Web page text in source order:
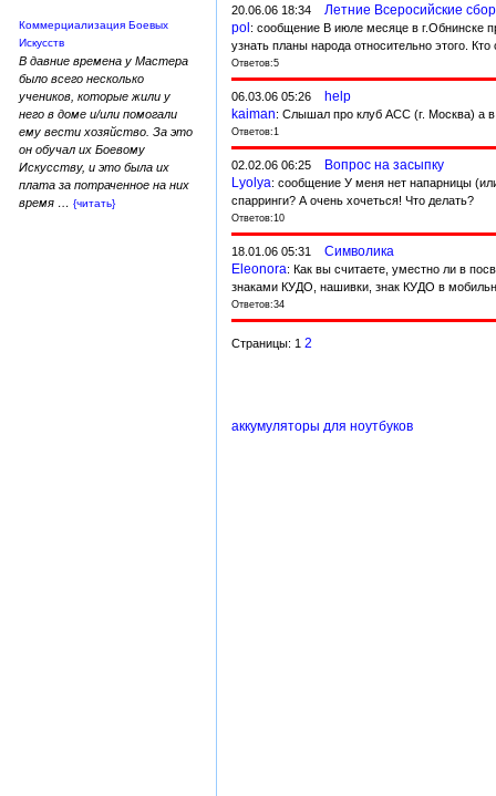
Коммерциализация Боевых
Искусств
В давние времена у Мастера
было всего несколько
учеников, которые жили у
него в доме и/или помогали
ему вести хозяйство. За это
он обучал их Боевому
Искусству, и это была их
плата за потраченное на них
время … {читать}
20.06.06 18:34 Летние Всеросийские
pol: сообщение В июле месяце в г.Обнинске
узнать планы народа относительно этого. Кто
Ответов:5
06.03.06 05:26 help
kaiman: Слышал про клуб АСС (г. Москва) а в
Ответов:1
02.02.06 06:25 Вопрос на засыпку
Lyolya: сообщение У меня нет напарницы
спарринги? А очень хочеться! Что делать?
Ответов:10
18.01.06 05:31Символика
Eleonora: Как вы считаете, уместно ли в
знаками КУДО, нашивки, знак КУДО в
Ответов:34
Страницы: 12
аккумуляторы для ноутбуков